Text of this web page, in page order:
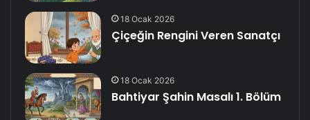
18 Ocak 2026
Çiçeğin Rengini Veren Sanatçı
18 Ocak 2026
Bahtiyar Şahin Masalı 1. Bölüm